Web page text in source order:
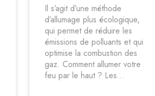
Il s’agit d’une méthode
d’allumage plus écologique,
qui permet de réduire les
émissions de polluants et qui
optimise la combustion des
gaz. Comment allumer votre
feu par le haut ? Les...